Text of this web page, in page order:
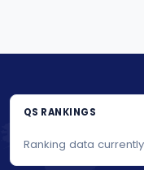
QS RANKINGS
Ranking data